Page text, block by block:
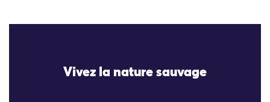
Vivez la nature sauvage